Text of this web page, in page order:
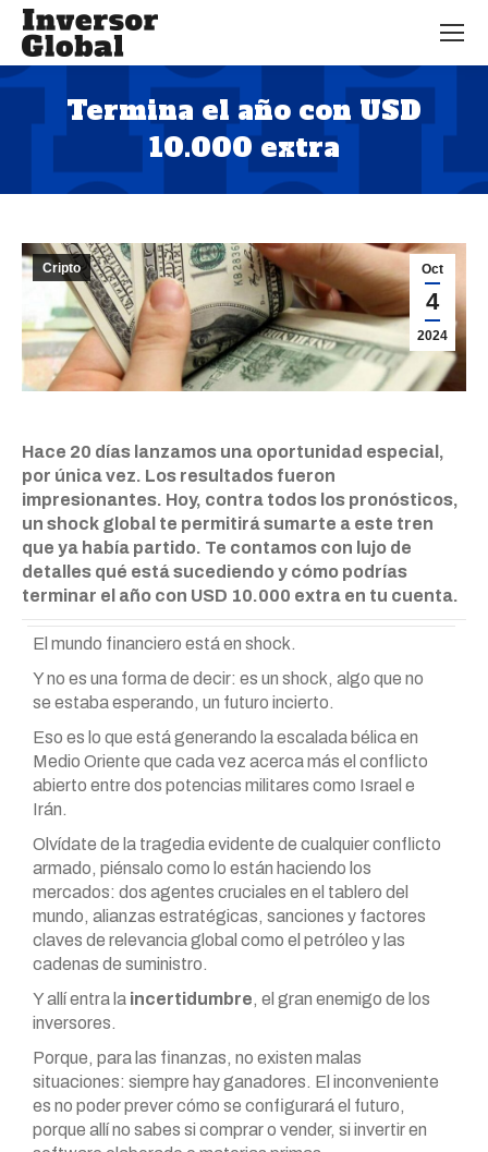
Termina el año con USD
10.000 extra
Estás aquí:
Oct
4
2024
Cripto
Hace 20 días lanzamos una oportunidad especial,
por única vez. Los resultados fueron
impresionantes. Hoy, contra todos los pronósticos,
un shock global te permitirá sumarte a este tren
que ya había partido. Te contamos con lujo de
detalles qué está sucediendo y cómo podrías
terminar el año con USD 10.000 extra en tu cuenta.
El mundo financiero está en shock.
Y no es una forma de decir: es un shock, algo que no
se estaba esperando, un futuro incierto.
Eso es lo que está generando la escalada bélica en
Medio Oriente que cada vez acerca más el conflicto
abierto entre dos potencias militares como Israel e
Irán.
Olvídate de la tragedia evidente de cualquier conflicto
armado, piénsalo como lo están haciendo los
mercados: dos agentes cruciales en el tablero del
mundo, alianzas estratégicas, sanciones y factores
claves de relevancia global como el petróleo y las
cadenas de suministro.
Y allí entra la incertidumbre, el gran enemigo de los
inversores.
Porque, para las finanzas, no existen malas
situaciones: siempre hay ganadores. El inconveniente
es no poder prever cómo se configurará el futuro,
porque allí no sabes si comprar o vender, si invertir en